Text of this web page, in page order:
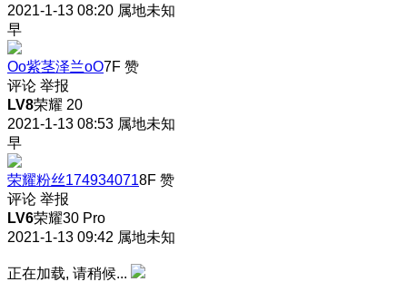
2021-1-13 08:20 属地未知
早
Oo紫茎泽兰oO7F 赞
评论 举报
LV8荣耀 20
2021-1-13 08:53 属地未知
早
荣耀粉丝1749340718F 赞
评论 举报
LV6荣耀30 Pro
2021-1-13 09:42 属地未知
正在加载, 请稍候...